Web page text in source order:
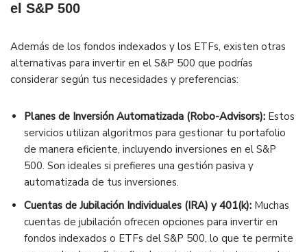
el S&P 500
Además de los fondos indexados y los ETFs, existen otras
alternativas para invertir en el S&P 500 que podrías
considerar según tus necesidades y preferencias:
Planes de Inversión Automatizada (Robo-Advisors): Estos
servicios utilizan algoritmos para gestionar tu portafolio
de manera eficiente, incluyendo inversiones en el S&P
500. Son ideales si prefieres una gestión pasiva y
automatizada de tus inversiones.
Cuentas de Jubilación Individuales (IRA) y 401(k): Muchas
cuentas de jubilación ofrecen opciones para invertir en
fondos indexados o ETFs del S&P 500, lo que te permite